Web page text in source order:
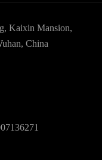
Kaixin Mansion,
China